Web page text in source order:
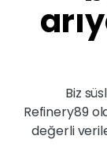
Biz
Refinery89
değerli